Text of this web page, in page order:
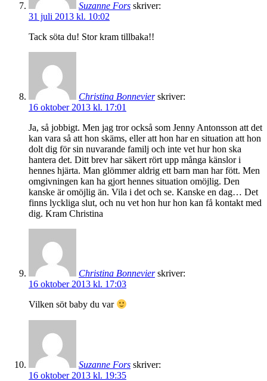
Suzanne Fors skriver:
31 juli 2013 kl. 10:02
Tack söta du! Stor kram tillbaka!!
Christina Bonnevier skriver:
16 oktober 2013 kl. 17:01
Ja, så jobbigt. Men jag tror också som Jenny Antonsson att det
kan vara så att hon skäms, eller att hon har en situation att hon
dolt dig för sin nuvarande familj och inte vet hur hon ska
hantera det. Ditt brev har säkert rört upp många känslor i
hennes hjärta. Man glömmer aldrig ett barn man har fött. Men
omgivningen kan ha gjort hennes situation omöjlig. Den
kanske är omöjlig än. Vila i det och se. Kanske en dag… Det
finns lyckliga slut, och nu vet hon hur hon kan få kontakt med
dig. Kram Christina
Christina Bonnevier skriver:
16 oktober 2013 kl. 17:03
Vilken söt baby du var
Suzanne Fors skriver:
16 oktober 2013 kl. 19:35